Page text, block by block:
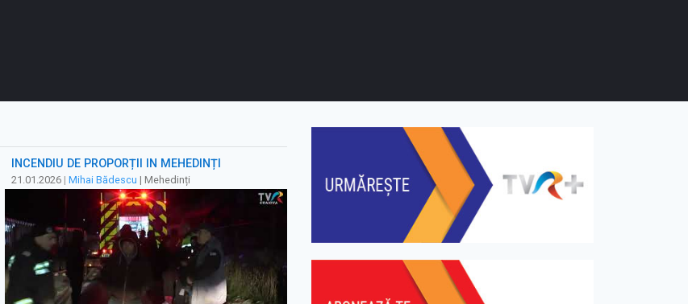
INCENDIU DE PROPORȚII ÎN MEHEDINȚI
21.01.2026 | Mihai Bădescu | Mehedinți